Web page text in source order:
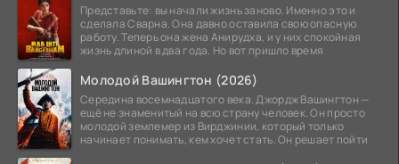
Представьте: вы начали жизнь заново. Именно это и
сделала Сварна. Она давно оставила свою опасную
работу. Теперь она жена Анирудха, и у них спокойная
жизнь длиной в два года. Но вот пришло время
Молодой Вашингтон (2026)
Середина восемнадцатого века. Джордж Вашингтон —
ещё не знаменитый на всю страну человек. Он просто
молодой землемер из Вирджинии, который только
начинает понимать, кем хочет стать. Он решает пойти